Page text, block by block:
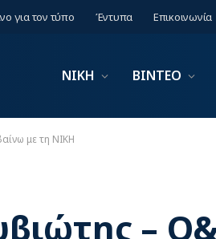
για τον τύπο Έντυπα Επικοινωνία
ΝΙΚΗ ΒΙΝΤΕΟ
με τη ΝΙΚΗ
–